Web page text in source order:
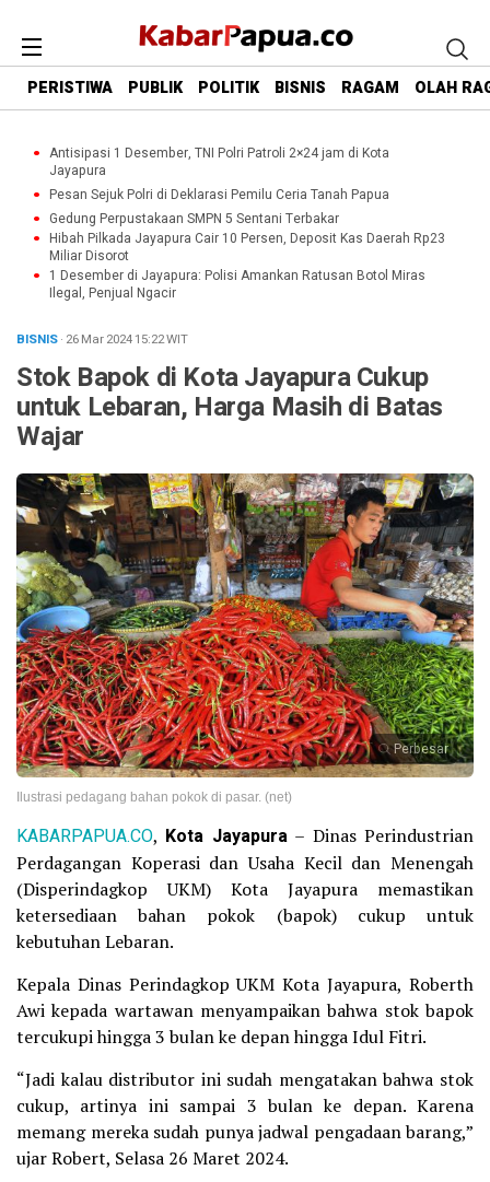
PERISTIWA PUBLIK POLITIK BISNIS RAGAM OLAH
Antisipasi 1 Desember, TNI Polri Patroli 2×24 jam di Kota
Jayapura
Pesan Sejuk Polri di Deklarasi Pemilu Ceria Tanah Papua
Gedung Perpustakaan SMPN 5 Sentani Terbakar
Hibah Pilkada Jayapura Cair 10 Persen, Deposit Kas Daerah Rp23
Miliar Disorot
1 Desember di Jayapura: Polisi Amankan Ratusan Botol Miras
Ilegal, Penjual Ngacir
BISNIS· 26 Mar 202415:22WIT
Stok Bapok di Kota Jayapura Cukup
untuk Lebaran, Harga Masih di Batas
Wajar
Perbesar
Ilustrasi pedagang bahan pokok di pasar. (net)
KABARPAPUA.CO, Kota Jayapura– Dinas Perindustrian
Perdagangan Koperasi dan Usaha Kecil dan Menengah
(Disperindagkop UKM) Kota Jayapura memastikan
ketersediaan bahan pokok (bapok) cukup untuk
kebutuhan Lebaran.
Kepala Dinas Perindagkop UKM Kota Jayapura, Roberth
Awi kepada wartawan menyampaikan bahwa stok bapok
tercukupi hingga 3 bulan ke depan hingga Idul Fitri.
“Jadi kalau distributor ini sudah mengatakan bahwa stok
cukup, artinya ini sampai 3 bulan ke depan. Karena
memang mereka sudah punya jadwal pengadaan barang,”
ujar Robert, Selasa 26 Maret 2024.